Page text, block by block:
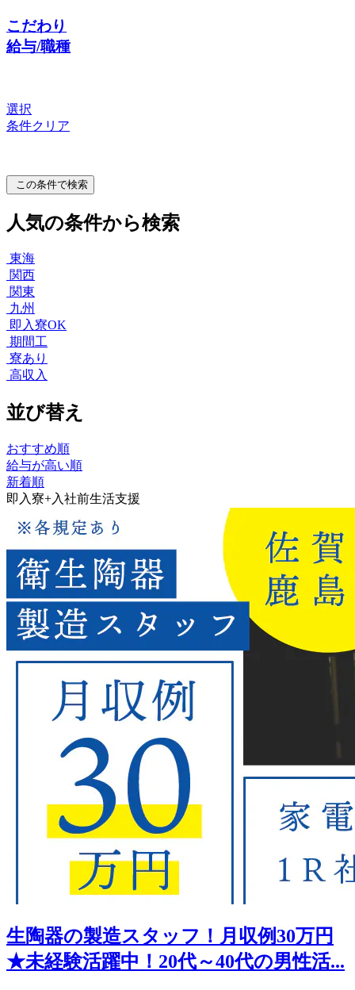
こだわり
給与/職種
選択
条件クリア
この条件で検索
人気の条件から検索
東海
関西
関東
九州
即入寮OK
期間工
寮あり
高収入
並び替え
おすすめ順
給与が高い順
新着順
即入寮+入社前生活支援
生陶器の製造スタッフ！月収例30万円
★未経験活躍中！20代～40代の男性活...